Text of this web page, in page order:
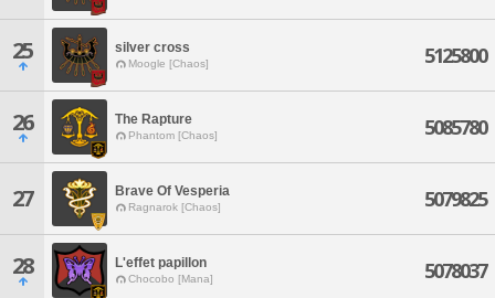
25 silver cross
Moogle [Chaos] 5125800
26 The Rapture
Phantom [Chaos] 5085780
27 Brave Of Vesperia
Ragnarok [Chaos] 5079825
28 L'effet papillon
Chocobo [Mana] 5078037